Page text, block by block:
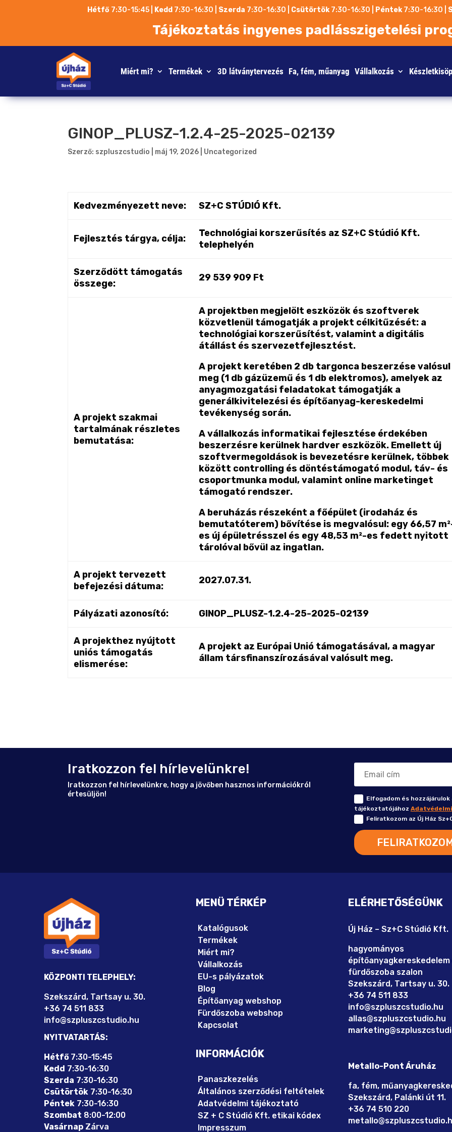
Hétfő 7:30-15:45 | Kedd 7:30-16:30 | Szerda 7:30-16:30 | Csütörtök7:30-16:30 | Péntek7:30-16:30 |
Tájékoztatás ingyenes padlásszigetelési
Miért mi? Termékek 3D látványtervezés Fa, fém, műanyag Vállalkozás
GINOP_PLUSZ-1.2.4-25-2025-02139
Szerző: szpluszcstudio máj 19, 2026 Uncategorized
Kedvezményezett neve: SZ+C STÚDIÓ Kft.
Fejlesztés tárgya, célja:
Technológiai korszerűsítés az SZ+C Stúdió Kft.
telephelyén
Szerződött támogatás
összege:
29 539 909 Ft
A projekt szakmai
tartalmának részletes
bemutatása:
A projektben megjelölt eszközök és szoftverek
közvetlenül támogatják a projekt célkitűzését: a
technológiai korszerűsítést, valamint a digitális
átállást és szervezetfejlesztést.
A projekt keretében 2 db targonca beszerzése valósul
meg (1 db gázüzemű és 1 db elektromos), amelyek az
anyagmozgatási feladatokat támogatják a
generálkivitelezési és építőanyag-kereskedelmi
tevékenység során.
A vállalkozás informatikai fejlesztése érdekében
beszerzésre kerülnek hardver eszközök. Emellett új
szoftvermegoldások is bevezetésre kerülnek, többek
között controlling és döntéstámogató modul, táv- és
csoportmunka modul, valamint online marketinget
támogató rendszer.
A beruházás részeként a főépület (irodaház és
bemutatóterem) bővítése is megvalósul: egy 66,57
es új épületrésszel és egy 48,53 m²-es fedett nyitott
tárolóval bővül az ingatlan.
A projekt tervezett
befejezési dátuma:
2027.07.31.
Pályázati azonosító: GINOP_PLUSZ-1.2.4-25-2025-02139
A projekthez nyújtott
uniós támogatás
elismerése:
A projekt az Európai Unió támogatásával, a magyar
állam társfinanszírozásával valósult meg.
Iratkozzon fel hírlevelünkre!
Iratkozzon fel hírlevelünkre, hogy a jövőben hasznos információkról
értesüljön!
Elfogadom és
tájékoztatójához
Feliratkozom az Új Ház
KÖZPONTI TELEPHELY:
Szekszárd, Tartsay u. 30.
+36 74 511 833
info@szpluszcstudio.hu
NYITVATARTÁS:
Hétfő 7:30-15:45
Kedd 7:30-16:30
Szerda 7:30-16:30
Csütörtök 7:30-16:30
Péntek 7:30-16:30
Szombat 8:00-12:00
Vasárnap Zárva
MENÜ TÉRKÉP
Katalógusok
Termékek
Miért mi?
Vállalkozás
EU-s pályázatok
Blog
Építőanyag webshop
Fürdőszoba webshop
Kapcsolat
INFORMÁCIÓK
Panaszkezelés
Általános szerződési feltételek
Adatvédelmi tájékoztató
SZ + C Stúdió Kft. etikai kódex
Impresszum
ELÉRHETŐSÉGÜNK
Új Ház – Sz+C Stúdió Kft.
hagyományos
építőanyagkereskedelem
fürdőszoba szalon
Szekszárd, Tartsay u. 30.
+36 74 511 833
info@szpluszcstudio.hu
allas@szpluszcstudio.hu
Metallo-Pont Áruház
fa, fém,
Szekszárd, Palánki út 11.
+36 74 510 220